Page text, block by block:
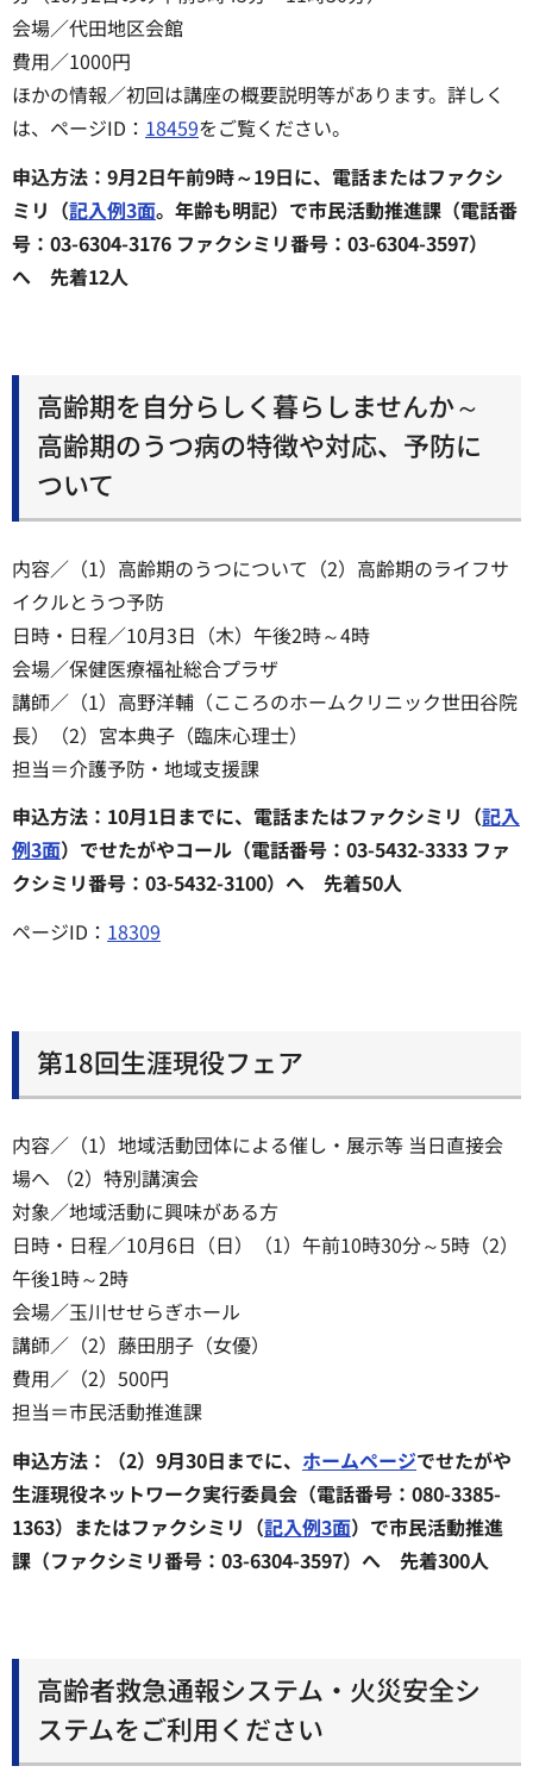
会場／代田地区会館
費用／1000円
ほかの情報／初回は講座の概要説明等があります。詳しく
は、ページID： 18459をご覧ください。
申込方法：9月2日午前9時～19日に、電話またはファクシ
ミリ（記入例3面。年齢も明記）で市民活動推進課（電話番
号：03-6304-3176 ファクシミリ番号：03-6304-3597）
へ 先着12人
高齢期を自分らしく暮らしませんか～
高齢期のうつ病の特徴や対応、予防に
ついて
内容／（1）高齢期のうつについて（2）高齢期のライフサ
イクルとうつ予防
日時・日程／10月3日（木）午後2時～4時
会場／保健医療福祉総合プラザ
講師／（1）高野洋輔（こころのホームクリニック世田谷院
長）（2）宮本典子（臨床心理士）
担当＝介護予防・地域支援課
申込方法：10月1日までに、電話またはファクシミリ（記入
例3面）でせたがやコール（電話番号：03-5432-3333 ファ
クシミリ番号：03-5432-3100）へ 先着50人
ページID： 18309
第18回生涯現役フェア
内容／（1）地域活動団体による催し・展示等 当日直接会
場へ （2）特別講演会
対象／地域活動に興味がある方
日時・日程／10月6日（日）（1）午前10時30分～5時（2）
午後1時～2時
会場／玉川せせらぎホール
講師／（2）藤田朋子（女優）
費用／（2）500円
担当＝市民活動推進課
申込方法：（2）9月30日までに、 ホームページでせたがや
生涯現役ネットワーク実行委員会（電話番号：080-3385-
1363）またはファクシミリ（記入例3面）で市民活動推進
課（ファクシミリ番号：03-6304-3597）へ 先着300人
高齢者救急通報システム・火災安全シ
ステムをご利用ください